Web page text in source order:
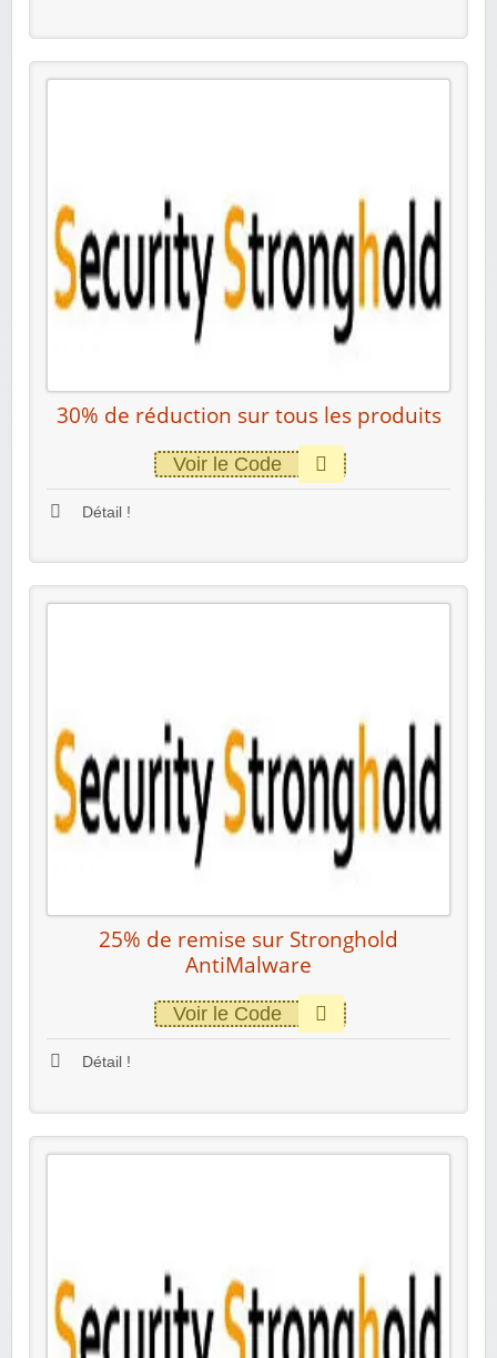
30% de réduction sur tous les produits
Voir le Code
Détail !
25% de remise sur Stronghold
AntiMalware
Voir le Code
Détail !